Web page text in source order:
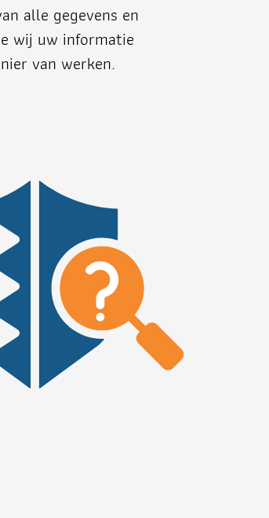
alle gegevens en
wij uw informatie
van werken.